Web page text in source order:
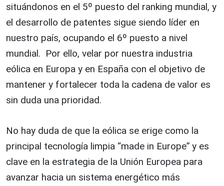
situándonos en el 5º puesto del ranking mundial, y
el desarrollo de patentes sigue siendo líder en
nuestro país, ocupando el 6º puesto a nivel
mundial. Por ello, velar por nuestra industria
eólica en Europa y en España con el objetivo de
mantener y fortalecer toda la cadena de valor es
sin duda una prioridad.
No hay duda de que la eólica se erige como la
principal tecnología limpia “made in Europe” y es
clave en la estrategia de la Unión Europea para
avanzar hacia un sistema energético más